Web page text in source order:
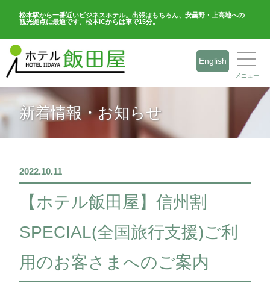
松本駅から一番近いビジネスホテル。出張はもちろん、安曇野・上高地への
観光拠点に最適です。松本ICからは車で15分。
English
メニュー
新着情報・お知らせ
2022.10.11
【ホテル飯田屋】信州割
SPECIAL(全国旅行支援)ご利
用のお客さまへのご案内